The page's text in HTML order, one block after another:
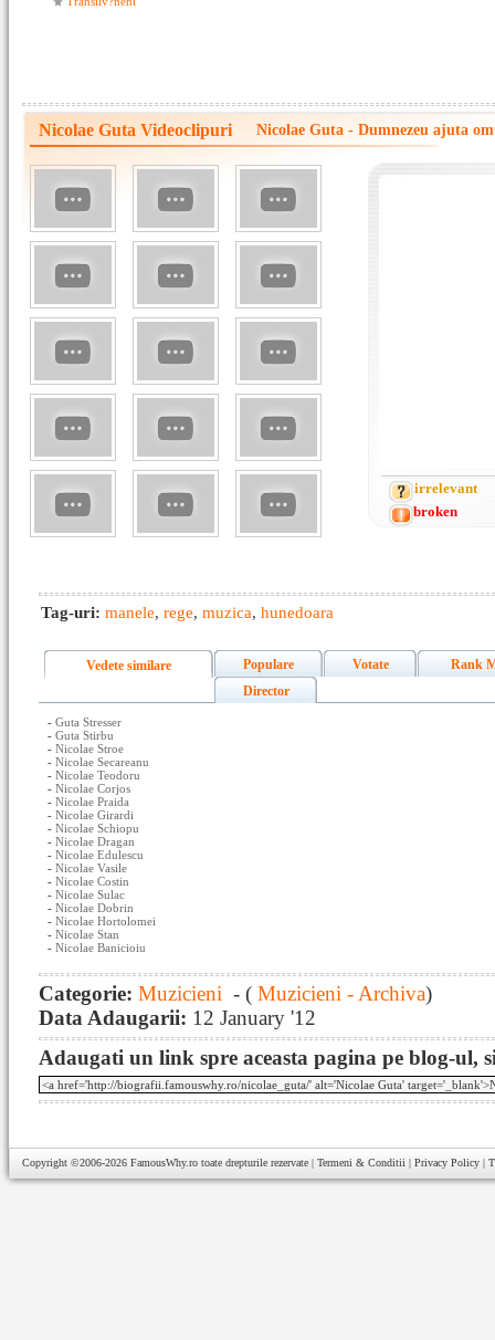
Nicolae Guta Videoclipuri Nicolae Guta - Dumnezeu ajuta
irrelevant
broken
Tag-uri: manele, rege, muzica, hunedoara
Vedete similare Populare Votate
Rank
Director
- Guta Stresser
- Guta Stirbu
- Nicolae Stroe
- Nicolae Secareanu
- Nicolae Teodoru
- Nicolae Corjos
- Nicolae Praida
- Nicolae Girardi
- Nicolae Schiopu
- Nicolae Dragan
- Nicolae Edulescu
- Nicolae Vasile
- Nicolae Costin
- Nicolae Sulac
- Nicolae Dobrin
- Nicolae Hortolomei
- Nicolae Stan
- Nicolae Banicioiu
Categorie: Muzicieni - ( Muzicieni - Archiva)
Data Adaugarii: 12 January '12
Adaugati un link spre aceasta pagina pe blog-ul,
Copyright ©2006-2026 FamousWhy.ro toate drepturile rezervate | Termeni & Conditii | Privacy Policy |